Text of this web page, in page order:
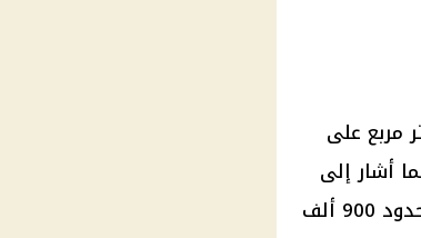
ما ورد بشأن حصول نحو 90 ألف متر مربع على
عامًا منذ عام 2005 تقريبًا. كما أشار إلى
أرقام متداولة تفيد بأن المتبقي من الأقساط المستحقة يدور في حدود 900 ألف